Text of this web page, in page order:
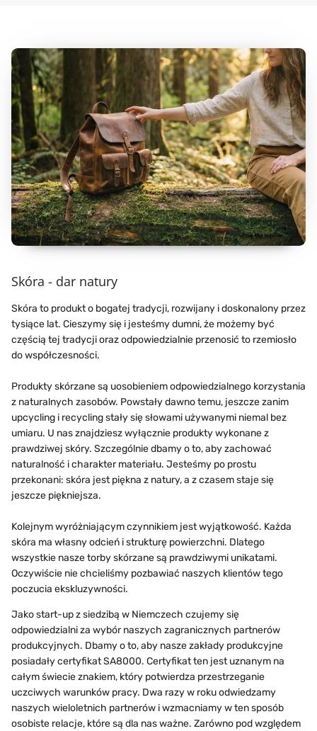
Skóra - dar natury
Skóra to produkt o bogatej tradycji, rozwijany i doskonalony przez
tysiące lat. Cieszymy się i jesteśmy dumni, że możemy być
częścią tej tradycji oraz odpowiedzialnie przenosić to rzemiosło
do współczesności.
Produkty skórzane są uosobieniem odpowiedzialnego korzystania
z naturalnych zasobów. Powstały dawno temu, jeszcze zanim
upcycling i recycling stały się słowami używanymi niemal bez
umiaru. U nas znajdziesz wyłącznie produkty wykonane z
prawdziwej skóry. Szczególnie dbamy o to, aby zachować
naturalność i charakter materiału. Jesteśmy po prostu
przekonani: skóra jest piękna z natury, a z czasem staje się
jeszcze piękniejsza.
Kolejnym wyróżniającym czynnikiem jest wyjątkowość. Każda
skóra ma własny odcień i strukturę powierzchni. Dlatego
wszystkie nasze torby skórzane są prawdziwymi unikatami.
Oczywiście nie chcieliśmy pozbawiać naszych klientów tego
poczucia ekskluzywności.
Jako start-up z siedzibą w Niemczech czujemy się
odpowiedzialni za wybór naszych zagranicznych partnerów
produkcyjnych. Dbamy o to, aby nasze zakłady produkcyjne
posiadały certyfikat SA8000. Certyfikat ten jest uznanym na
całym świecie znakiem, który potwierdza przestrzeganie
uczciwych warunków pracy. Dwa razy w roku odwiedzamy
naszych wieloletnich partnerów i wzmacniamy w ten sposób
osobiste relacje, które są dla nas ważne. Zarówno pod względem